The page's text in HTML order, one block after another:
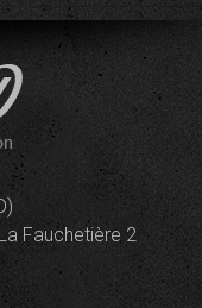
Fauchetière 2